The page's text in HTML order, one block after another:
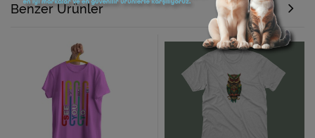
Benzer Ürünler